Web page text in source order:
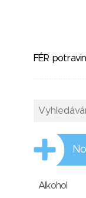
FÉR
Alkohol